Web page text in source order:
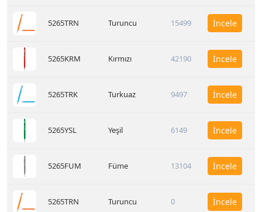
5265TRN Turuncu 15499 İncele
5265KRM Kırmızı 42190 İncele
5265TRK Turkuaz 9497 İncele
5265YSL Yeşil 6149 İncele
5265FUM Füme 13104 İncele
5265TRN Turuncu 0 İncele